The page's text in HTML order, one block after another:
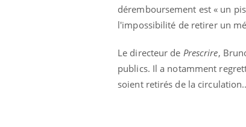
déremboursement est « un
l'impossibilité de retirer un
Le directeur de Prescrire,
publics. Il a notamment
soient retirés de la